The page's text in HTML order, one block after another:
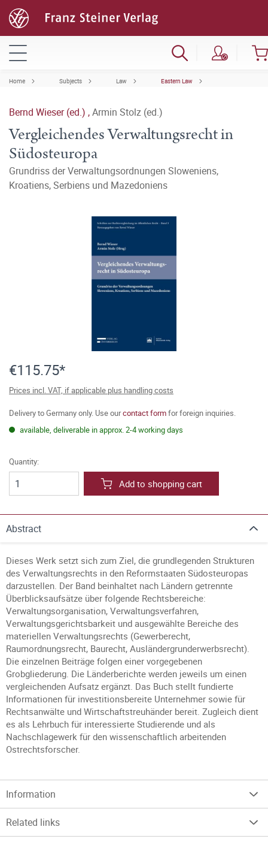
Home Subjects Law Eastern Law
Bernd Wieser (ed.) ,Armin Stolz (ed.)
Vergleichendes Verwaltungsrecht in
Südosteuropa
Grundriss der Verwaltungsordnungen Sloweniens,
Kroatiens, Serbiens und Mazedoniens
€115.75*
Prices incl. VAT, if applicable plus handling costs
Delivery to Germany only. Use ourcontact formfor foreign inquiries.
available, deliverable in approx. 2-4 working days
Quantity:
Add to shopping cart
Abstract
Dieses Werk setzt sich zum Ziel, die grundlegenden Strukturen
des Verwaltungsrechts in den Reformstaaten Südosteuropas
darzustellen. Der Band beinhaltet nach Ländern getrennte
Überblicksaufsätze über folgende Rechtsbereiche:
Verwaltungsorganisation, Verwaltungsverfahren,
Verwaltungsgerichtsbarkeit und ausgewählte Bereiche des
materiellen Verwaltungsrechts (Gewerberecht,
Raumordnungsrecht, Baurecht, Ausländergrunderwerbsrecht).
Die einzelnen Beiträge folgen einer vorgegebenen
Grobgliederung. Die Länderberichte werden jeweils um einen
vergleichenden Aufsatz ergänzt. Das Buch stellt fundierte
Informationen für investitionsbereite Unternehmer sowie für
Rechtsanwälte und Wirtschaftstreuhänder bereit. Zugleich dient
es als Lehrbuch für interessierte Studierende und als
Nachschlagewerk für den wissenschaftlich arbeitenden
Ostrechtsforscher.
Information
Related links